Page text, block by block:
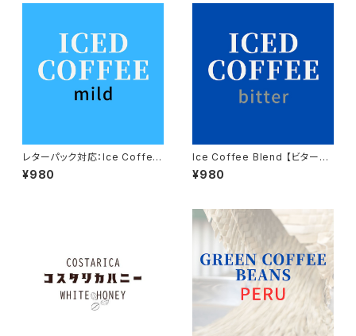
レターパック対応：Ice Coffee
Blend 【マイルド】200ｇ入り
¥980
Ice Coffee Blend 【ビター】2
00g入り
¥980